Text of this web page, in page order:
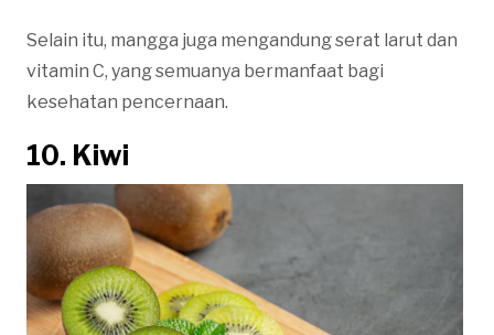
Selain itu, mangga juga mengandung serat larut dan
vitamin C, yang semuanya bermanfaat bagi
kesehatan pencernaan.
10. Kiwi